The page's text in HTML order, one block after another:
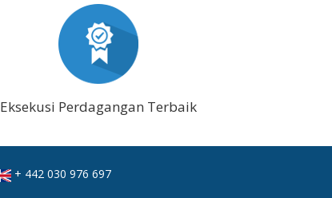
Eksekusi Perdagangan Terbaik
+ 442 030 976 697